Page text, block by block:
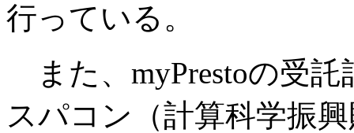
行っている。
また、myPrestoの受託
スパコン（計算科学振